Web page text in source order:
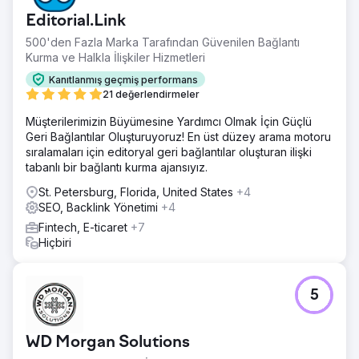
Editorial.Link
500'den Fazla Marka Tarafından Güvenilen Bağlantı
Kurma ve Halkla İlişkiler Hizmetleri
Kanıtlanmış geçmiş performans
21 değerlendirmeler
Müşterilerimizin Büyümesine Yardımcı Olmak İçin Güçlü
Geri Bağlantılar Oluşturuyoruz! En üst düzey arama motoru
sıralamaları için editoryal geri bağlantılar oluşturan ilişki
tabanlı bir bağlantı kurma ajansıyız.
St. Petersburg, Florida, United States +4
SEO, Backlink Yönetimi +4
Fintech, E-ticaret +7
Hiçbiri
WD Morgan Solutions
5